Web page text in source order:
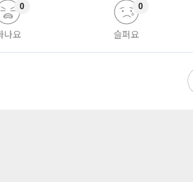
나요
0
슬퍼요
0